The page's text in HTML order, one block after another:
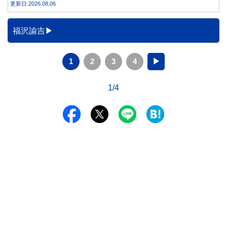
更新日:2026.08.06
福沢諭吉
1 2 3 4 ▶
1/4